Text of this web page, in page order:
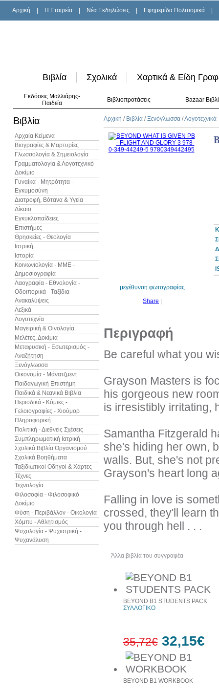
Αρχική H Εταιρεία Νέα Εκδηλώσεις Εφημερίδα Πολιτισμικά
Βιβλία Σχολικά Χαρτικά & Είδη
Εκδόσεις Μαλλιάρης-
Παιδεία
Βιβλιοπροτάσεις Bazaar
Βιβλία
Αρχαία Κείμενα
Βιογραφίες & Μαρτυρίες
Γλωσσολογία & Σημειολογία
Γραμματολογία & Λογοτεχνικό
Δοκίμιο
Γυναίκα - Μητρότητα -
Εγκυμοσύνη
Διατροφή, Βότανα & Υγεία
Δίκαιο
Εγκυκλοπαίδειες
Επιστήμες
Θρησκείες - Θεολογία
Ιατρική
Ιστορία
Κοινωνιολογία - ΜΜΕ -
Δημοσιογραφία
Λαογραφία - Εθνολογία -
Οδοιπορικά - Ταξίδια -
Ανακαλύψεις
Λεξικά
Λογοτεχνία
Μαγειρική & Οινολογία
Μελέτες, Δοκίμια
Μεταφυσική - Εσωτερισμός -
Αναζήτηση
Ξενόγλωσσα
Οικονομία - Μάνατζμεντ
Παιδαγωγική Επιστήμη
Παιδικά & Νεανικά Βιβλία
Περιοδικά - Κόμικς -
Γελοιογραφίες - Χιούμορ
Πληροφορική
Πολιτική - Διεθνείς Σχέσεις
Συμπληρωματική Ιατρική
Σχολικά Βιβλία Οργανισμού
Σχολικά Βοηθήματα
Ταξιδιωτικοί Οδηγοί & Χάρτες
Τέχνες
Τεχνολογία
Φιλοσοφία - Φιλοσοφικό
Δοκίμιο
Φύση - Περιβάλλον - Οικολογία
Χόμπυ - Αθλητισμός
Ψυχολογία - Ψυχιατρική -
Ψυχανάλυση
Αρχική / Βιβλία /Ξενόγλωσσα /Λογοτεχνικά
μεγέθυνση φωτογραφίας
Share
Περιγραφή
Be careful what you
Grayson Masters is
his gorgeous new
is irresistibly irritating,
Samantha Fitzgerald
she's hiding her own,
walls. But, she's not
Grayson's heart long
Falling in love is
crossed, they'll learn
you through hell . . .
Άλλα βιβλία του συγγραφέα
10%
έκπτωση
BEYOND B1 STUDENTS PACK
ΣΥΛΛΟΓΙΚΟ
35,72€ 32,15€
BEYOND B1 WORKBOOK